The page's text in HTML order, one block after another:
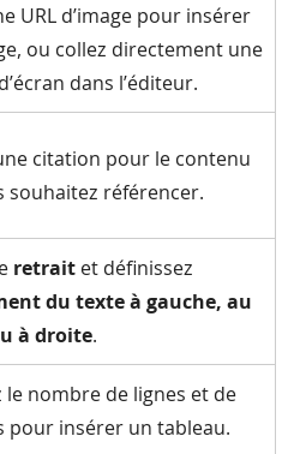
URL d’image pour insérer
ou collez directement une
dans l’éditeur.
citation pour le contenu
souhaitez référencer.
retrait et définissez
du texte à gauche, au
à droite.
le nombre de lignes et de
pour insérer un tableau.